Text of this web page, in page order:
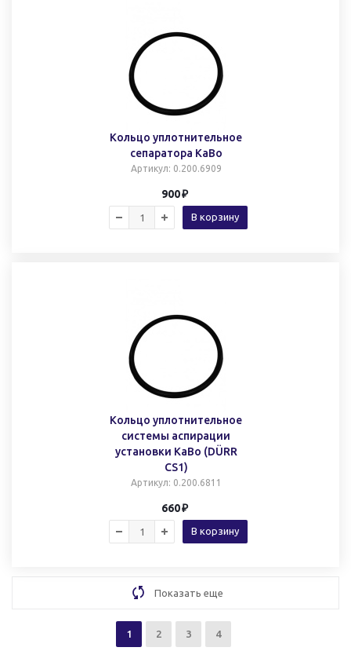
Кольцо уплотнительное
сепаратора КаВо
Артикул: 0.200.6909
900
В корзину
Кольцо уплотнительное
системы аспирации
установки КаВо (DÜRR
CS1)
Артикул: 0.200.6811
660
В корзину
Показать еще
1 2 3 4